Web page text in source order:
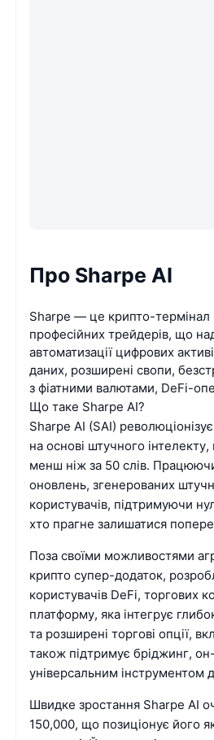
Про Sharpe AI
Sharpe — це крипто-термінал
професійних трейдерів, що
автоматизації цифрових
даних, розширені свопи,
з фіатними валютами, DeFi-
Що таке Sharpe AI?
Sharpe AI (SAI)
на основі штучного
менш ніж за 50 слів.
оновлень, згенерованих
користувачів, підтримуючи
хто прагне залишатися
Поза своїми можливостями
крипто супер-додаток,
користувачів DeFi, торгових
платформу, яка інтегрує
та розширені торгові опції,
також підтримує бріджинг,
універсальним інструментом
Швидке зростання Sharpe AI
150,000, що позиціонує його